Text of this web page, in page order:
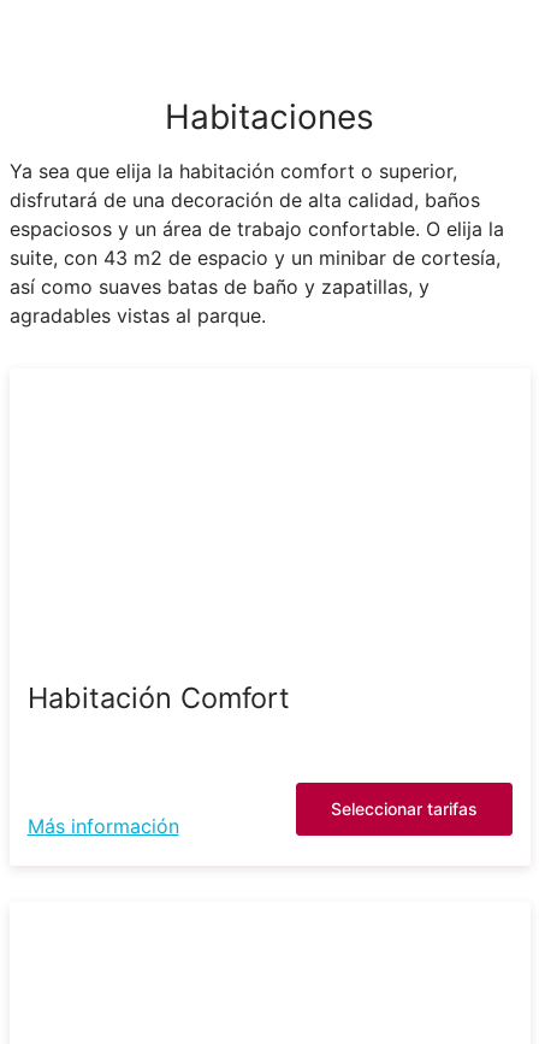
Habitaciones
Ya sea que elija la habitación comfort o superior,
disfrutará de una decoración de alta calidad, baños
espaciosos y un área de trabajo confortable. O elija la
suite, con 43 m2 de espacio y un minibar de cortesía,
así como suaves batas de baño y zapatillas, y
agradables vistas al parque.
Habitación Comfort
Más información
Seleccionar tarifas